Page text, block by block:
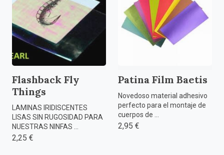
Flashback Fly
Things
LAMINAS IRIDISCENTES
LISAS SIN RUGOSIDAD PARA
NUESTRAS NINFAS ...
2,25 €
Patina Film Baetis
Novedoso material adhesivo
perfecto para el montaje de
cuerpos de ...
2,95 €